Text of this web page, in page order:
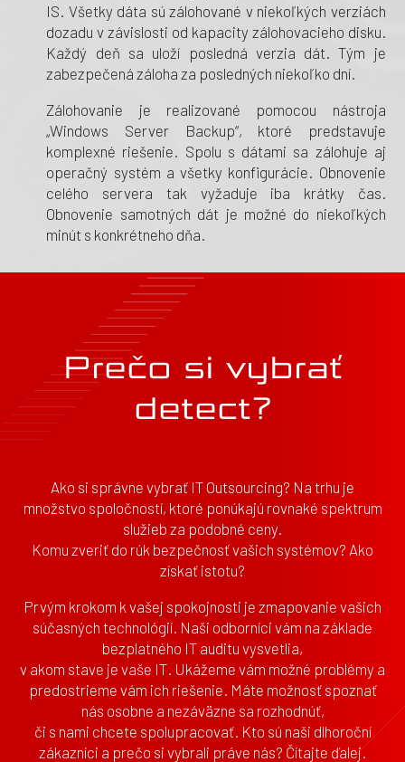
IS. Všetky dáta sú zálohované v niekoľkých verziách
dozadu v závislosti od kapacity zálohovacieho disku.
Každý deň sa uloží posledná verzia dát. Tým je
zabezpečená záloha za posledných niekoľko dní.
Zálohovanie je realizované pomocou nástroja
„Windows Server Backup“, ktoré predstavuje
komplexné riešenie. Spolu s dátami sa zálohuje aj
operačný systém a všetky konfigurácie. Obnovenie
celého servera tak vyžaduje iba krátky čas.
Obnovenie samotných dát je možné do niekoľkých
minút s konkrétneho dňa.
Prečo si vybrať
detect?
Ako si správne vybrať IT Outsourcing? Na trhu je
množstvo spoločností, ktoré ponúkajú rovnaké spektrum
služieb za podobné ceny.
Komu zveriť do rúk bezpečnosť vašich systémov? Ako
získať istotu?
Prvým krokom k vašej spokojnosti je zmapovanie vašich
súčasných technológií. Naši odborníci vám na základe
bezplatného IT auditu vysvetlia,
v akom stave je vaše IT. Ukážeme vám možné problémy a
predostrieme vám ich riešenie. Máte možnosť spoznať
nás osobne a nezáväzne sa rozhodnúť,
či s nami chcete spolupracovať. Kto sú naši dlhoroční
zákazníci a prečo si vybrali práve nás? Čítajte ďalej.